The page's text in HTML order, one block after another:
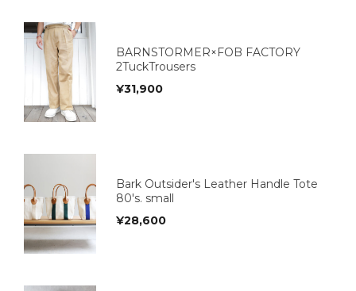
BARNSTORMER×FOB FACTORY
2TuckTrousers
¥31,900
Bark Outsider's Leather Handle Tote
80's. small
¥28,600